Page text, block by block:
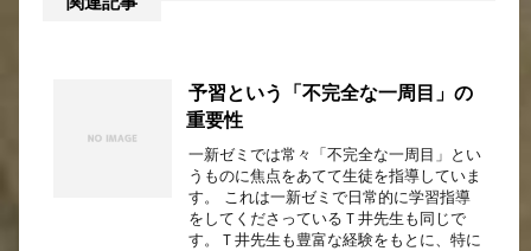
予習という「不完全な一周目」の
重要性
一新ゼミでは常々「不完全な一周目」とい
うものに焦点をあてて生徒を指導していま
す。 これは一新ゼミで日常的に学習指導
をしてくださっているＴ井先生も同じで
す。Ｔ井先生も豊富な経験をもとに、特に